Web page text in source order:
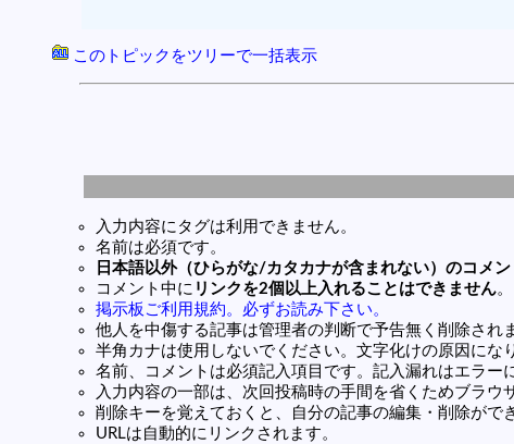
このトピックをツリーで一括表示
入力内容にタグは利用できません。
名前は必須です。
日本語以外（ひらがな/カタカナが含まれない）のコメン
コメント中に リンクを2個以上入れることはできません。
掲示板ご利用規約。必ずお読み下さい。
他人を中傷する記事は管理者の判断で予告無く削除され
半角カナは使用しないでください。文字化けの原因にな
名前、コメントは必須記入項目です。記入漏れはエラー
入力内容の一部は、次回投稿時の手間を省くためブラウ
削除キーを覚えておくと、自分の記事の編集・削除がで
URLは自動的にリンクされます。